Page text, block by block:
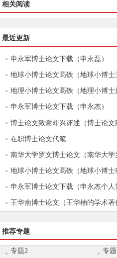
相关阅读
最近更新
申永军博士论文下载（申永磊）
地球小博士论文高铁（地球小博士
地理小博士论文高铁（地理小博士
申永军博士论文下载（申永杰）
博士论文致谢即兴评述（博士论文
在职博士论文代笔
南华大学罗文博士论文（南华大学
地球小博士论文高铁（地球小博士
申永军博士论文下载（申永杰个人
王华南博士论文（王华楠的学术著
推荐专题
专题2
专题